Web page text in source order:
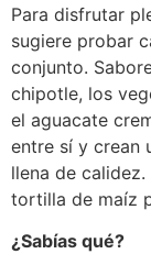
Para disfrutar
sugiere probar
conjunto.
chipotle, los
el aguacate
entre sí y crean
llena de
tortilla de maíz
¿Sabías qué?